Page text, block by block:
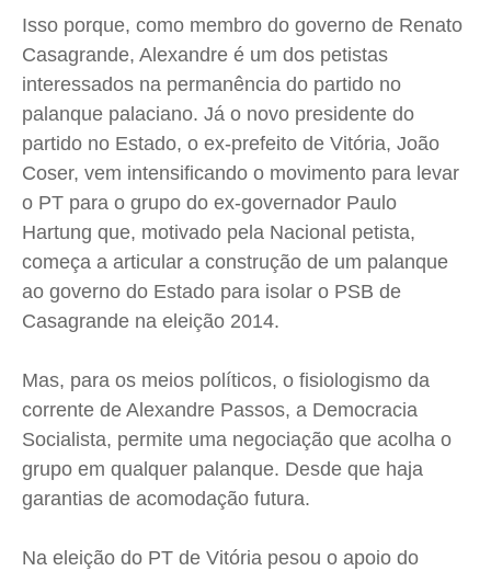
Colunas
Caetano Roque
Gustavo Bastos
Jr Mignone (in memorian)
Wanda Sily
Publicidade Legal
Anuncie
Expediente
Privacidade
Colunas
Caetano Roque
Gustavo Bastos
Jr Mignone (in memorian)
Wanda Sily
Publicidade Legal
Anuncie
Expediente
Privacidade
Colunas
Caetano Roque
Gustavo Bastos
Jr Mignone (in memorian)
Wanda Sily
Publicidade Legal
Anuncie
Expediente
Privacidade
Colunas
Caetano Roque
Gustavo Bastos
Jr Mignone (in memorian)
Wanda Sily
Publicidade Legal
Anuncie
Expediente
Privacidade
Isso porque, como membro do governo de Renato
Casagrande, Alexandre é um dos petistas
interessados na permanência do partido no
palanque palaciano. Já o novo presidente do
partido no Estado, o ex-prefeito de Vitória, João
Coser, vem intensificando o movimento para levar
o PT para o grupo do ex-governador Paulo
Hartung que, motivado pela Nacional petista,
começa a articular a construção de um palanque
ao governo do Estado para isolar o PSB de
Casagrande na eleição 2014.
Mas, para os meios políticos, o fisiologismo da
corrente de Alexandre Passos, a Democracia
Socialista, permite uma negociação que acolha o
grupo em qualquer palanque. Desde que haja
garantias de acomodação futura.
Na eleição do PT de Vitória pesou o apoio do